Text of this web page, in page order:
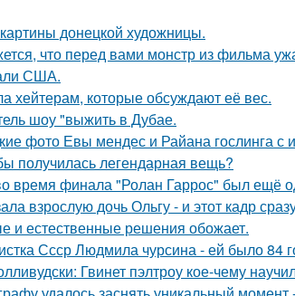
донецкой художницы.
что перед вами монстр из фильма
США.
хейтерам, которые обсуждают её вес.
шоу "выжить в Дубае.
фото Евы мендес и Райана гослинга
получилась легендарная вещь?
время финала "Ролан Гаррос" был ещё
взрослую дочь Ольгу - и этот кадр
и естественные решения обожает.
Ссср Людмила чурсина - ей было 84
Гвинет пэлтроу кое-чему